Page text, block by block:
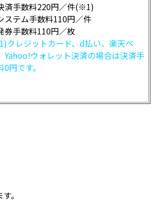
済手数料220円／件(※1)
ステム手数料110円／件
券手数料110円／枚
クレジットカード、d払い、楽天ペ
Yahoo!ウォレット決済の場合は決済手
0円です。
。